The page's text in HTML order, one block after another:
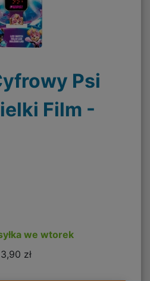
Psi
Film -
we wtorek
zł